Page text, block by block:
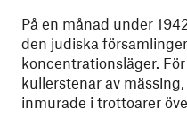
På en månad under
den judiska
koncentrationsläger.
kullerstenar av
inmurade i trottoarer